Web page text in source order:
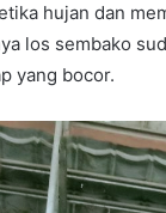
hujan dan
los sembako
yang bocor.